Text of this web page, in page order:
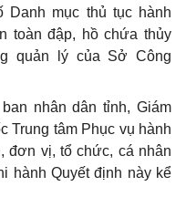
Danh mục thủ tục hành
toàn đập, hồ chứa thủy
quản lý của Sở Công
nhân dân tỉnh, Giám
Trung tâm Phục vụ hành
đơn vị, tổ chức, cá nhân
hành Quyết định này kể